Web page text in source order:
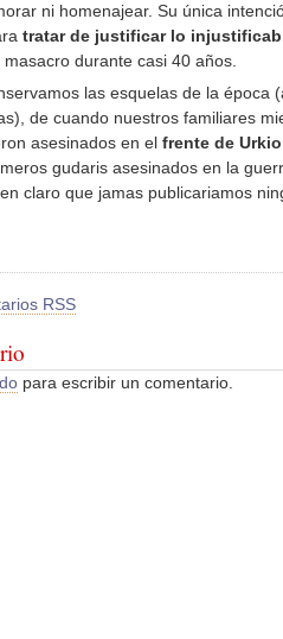
ni homenajear. Su única
tratar de justificar lo
durante casi 40 años.
las esquelas de la época
de cuando nuestros familiares
asesinados en el frente de
gudaris asesinados en la
claro que jamas publicariamos
RSS
para escribir un comentario.